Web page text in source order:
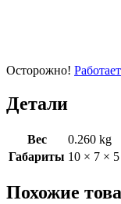
Осторожно!
Детали
Вес
0.260 kg
Габариты 10 × 7 ×
Похожие